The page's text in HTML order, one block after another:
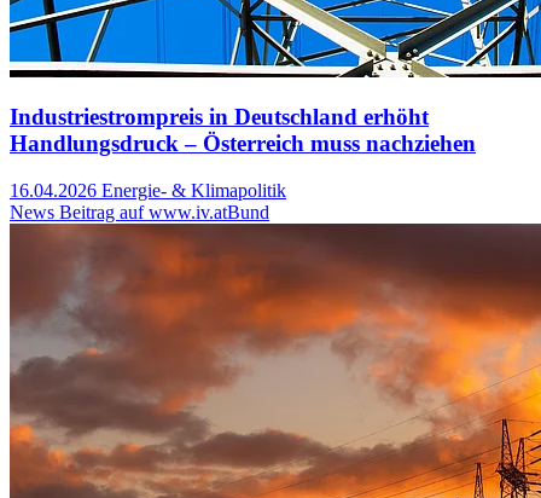
Industriestrompreis in Deutschland erhöht
Handlungsdruck – Österreich muss nachziehen
16.04.2026 Energie- & Klimapolitik
News Beitrag auf www.iv.atBund